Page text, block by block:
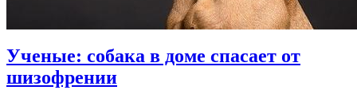
Ученые: собака в доме спасает от
шизофрении